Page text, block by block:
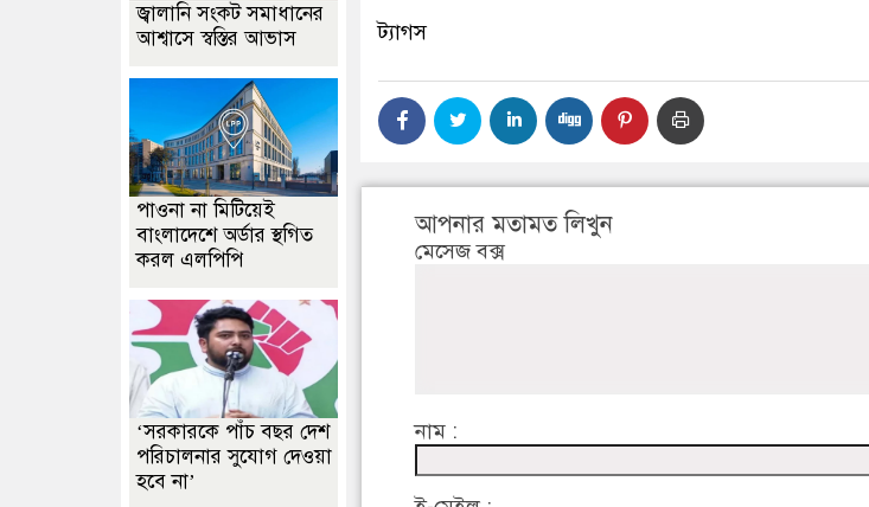
ট্যাগস
আপনার মতামত লিখুন
মেসেজ বক্স
নাম :
জ্বালানি সংকট সমাধানের
আশ্বাসে স্বস্তির আভাস
পাওনা না মিটিয়েই
বাংলাদেশে অর্ডার স্থগিত
করল এলপিপি
‘সরকারকে পাঁচ বছর দেশ
পরিচালনার সুযোগ দেওয়া
হবে না’